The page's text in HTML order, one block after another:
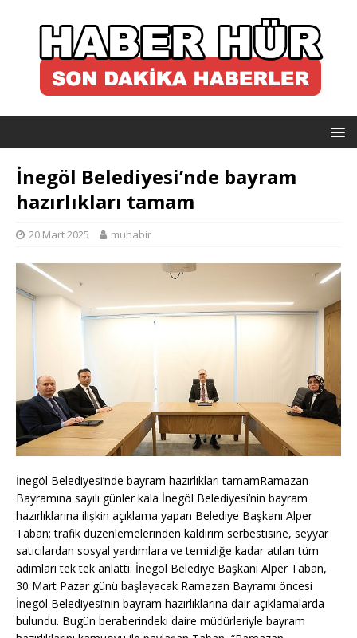
İnegöl Belediyesi’nde bayram
hazırlıkları tamam
20 Mart 2025 muhabir
İnegöl Belediyesi’nde bayram hazırlıkları tamamRamazan
Bayramına sayılı günler kala İnegöl Belediyesi’nin bayram
hazırlıklarına ilişkin açıklama yapan Belediye Başkanı Alper
Taban; trafik düzenlemelerinden kaldırım serbestisine, seyyar
satıcılardan sosyal yardımlara ve temizliğe kadar atılan tüm
adımları tek tek anlattı. İnegöl Belediye Başkanı Alper Taban,
30 Mart Pazar günü başlayacak Ramazan Bayramı öncesi
İnegöl Belediyesi’nin bayram hazırlıklarına dair açıklamalarda
bulundu. Bugün beraberindeki daire müdürleriyle bayram